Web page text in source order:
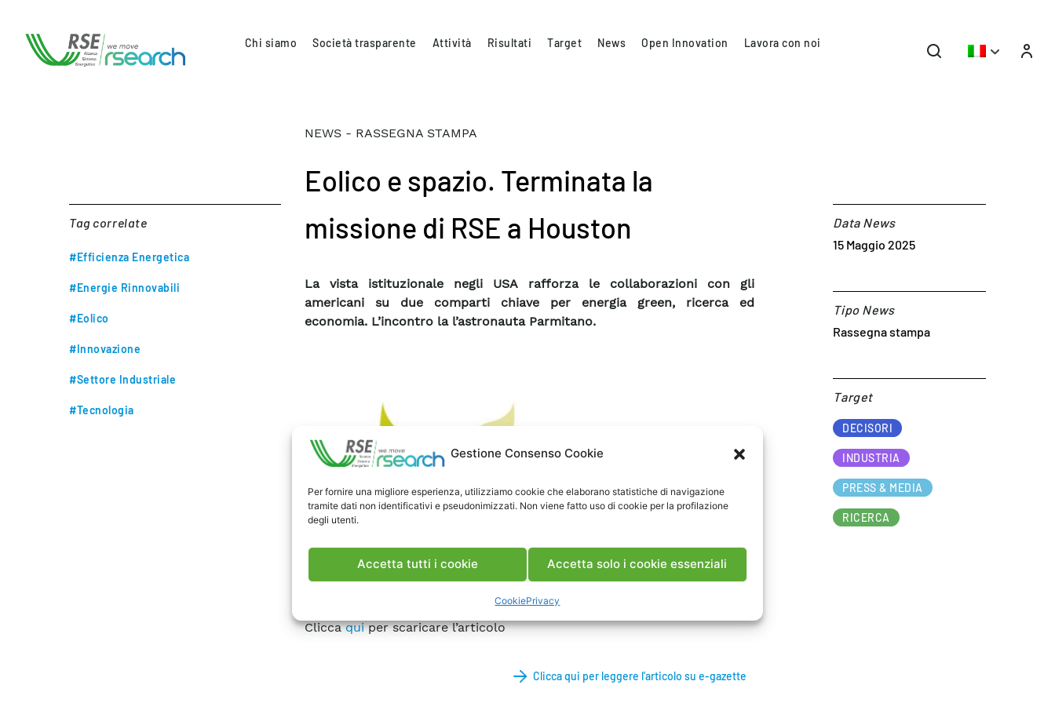
Gestione Consenso Cookie
Per fornire una migliore esperienza, utilizziamo cookie che elaborano statistiche di navigazione
tramite dati non identificativi e pseudonimizzati. Non viene fatto uso di cookie per la profilazione
degli utenti.
Accetta tutti i cookie Accetta solo i cookie essenziali
CookiePrivacy
Chi siamo Società trasparente Attività Risultati Target News Open Innovation Lavora con noi
Tag correlate
#Efficienza Energetica
#Energie Rinnovabili
#Eolico
#Innovazione
#Settore Industriale
#Tecnologia
NEWS - RASSEGNA STAMPA
Eolico e spazio. Terminata la
missione di RSE a Houston
La vista istituzionale negli USA rafforza le collaborazioni con gli
americani su due comparti chiave per energia green, ricerca ed
economia. L’incontro la l’astronauta Parmitano.
Cliccaquiper scaricare l’articolo
Clicca qui per leggere l’articolo su e-gazette
Data News
15 Maggio 2025
Tipo News
Rassegna stampa
Target​
DECISORI
INDUSTRIA
PRESS & MEDIA
RICERCA